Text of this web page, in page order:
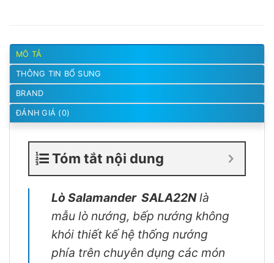
MÔ TẢ
THÔNG TIN BỔ SUNG
BRAND
ĐÁNH GIÁ (0)
Tóm tắt nội dung
Lò Salamander SALA22Nlà
mẫu lò nướng, bếp nướng không
khói thiết kế hệ thống nướng
phía trên chuyên dụng các món